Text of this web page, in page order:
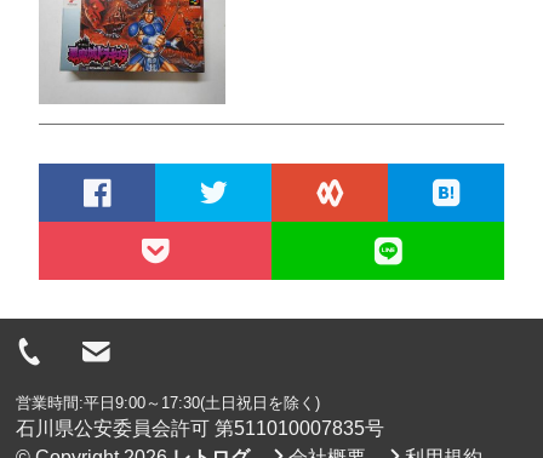
営業時間:平日9:00～17:30(土日祝日を除く)
石川県公安委員会許可 第511010007835号